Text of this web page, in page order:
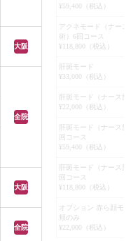
大阪
全院
大阪
全院
¥59,400（税込）
アクネモード（ナース
術）6回コース
¥118,800（税込）
肝斑モード
¥33,000（税込）
肝斑モード（ナース施
¥22,000（税込）
肝斑モード（ナース施
回コース
¥59,400（税込）
肝斑モード（ナース施
回コース
¥118,800（税込）
オプション 赤ら顔モ
頬のみ
¥22,000（税込）